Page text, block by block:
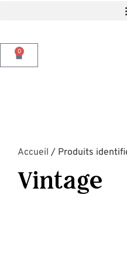
0
Accueil / Produits
Vintage